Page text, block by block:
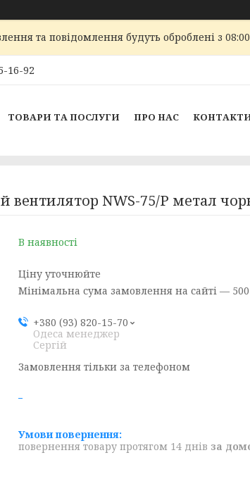
та повідомлення будуть оброблені з
16-92
ТОВАРИ ТА ПОСЛУГИ ПРО НАС
NWS-75/Р метал
В наявності
Ціну уточнюйте
Мінімальна сума замовлення на сайті —
+380 (93) 820-15-70
Одеса менеджер
Сергій
Замовлення тільки за телефоном
повернення товару протягом 14 днів за